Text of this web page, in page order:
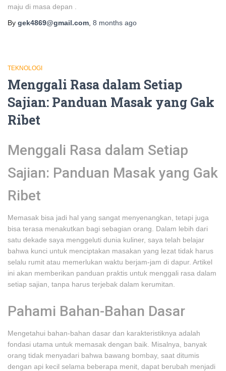
maju di masa depan .
By gek4869@gmail.com 8 months ago
TEKNOLOGI
Menggali Rasa dalam Setiap
Sajian: Panduan Masak yang Gak
Ribet
Menggali Rasa dalam Setiap
Sajian: Panduan Masak yang Gak
Ribet
Memasak bisa jadi hal yang sangat menyenangkan, tetapi juga
bisa terasa menakutkan bagi sebagian orang. Dalam lebih dari
satu dekade saya menggeluti dunia kuliner, saya telah belajar
bahwa kunci untuk menciptakan masakan yang lezat tidak harus
selalu rumit atau memerlukan waktu berjam-jam di dapur. Artikel
ini akan memberikan panduan praktis untuk menggali rasa dalam
setiap sajian, tanpa harus terjebak dalam kerumitan.
Pahami Bahan-Bahan Dasar
Mengetahui bahan-bahan dasar dan karakteristiknya adalah
fondasi utama untuk memasak dengan baik. Misalnya, banyak
orang tidak menyadari bahwa bawang bombay, saat ditumis
dengan api kecil selama beberapa menit, dapat berubah menjadi